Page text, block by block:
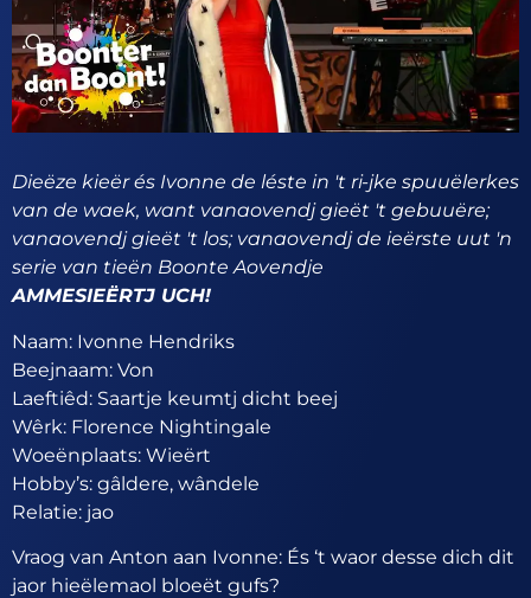
Dieëze kieër és Ivonne de léste in 't ri-jke spuuëlerkes
van de waek, want vanaovendj gieët 't gebuuëre;
vanaovendj gieët 't los; vanaovendj de ieërste uut 'n
serie van tieën Boonte Aovendje
AMMESIEËRTJ UCH!
Naam: Ivonne Hendriks
Beejnaam: Von
Laeftiêd: Saartje keumtj dicht beej
Wêrk: Florence Nightingale
Woeënplaats: Wieërt
Hobby’s: gâldere, wândele
Relatie: jao
Vraog van Anton aan Ivonne: És ‘t waor desse dich dit
jaor hieëlemaol bloeët gufs?